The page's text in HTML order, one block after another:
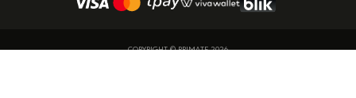
COPYRIGHT © PRIMATE 2026